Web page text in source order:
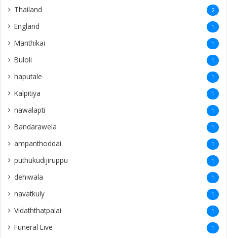
Thailand 2
England 1
Manthikai 1
Buloli 1
haputale 1
Kalpitiya 1
nawalapti 1
Bandarawela 1
ampanthoddai 1
puthukudijiruppu 1
dehiwala 1
navatkuly 1
Vidaththatpalai 1
Funeral Live 1